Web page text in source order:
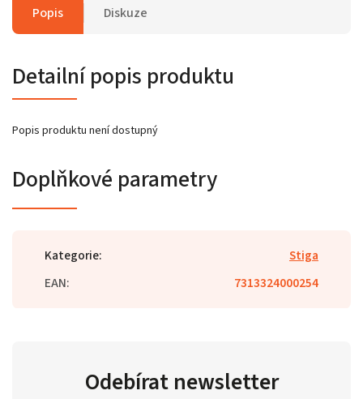
Popis Diskuze
Detailní popis produktu
Popis produktu není dostupný
Doplňkové parametry
Kategorie:
Stiga
EAN: 7313324000254
Odebírat newsletter